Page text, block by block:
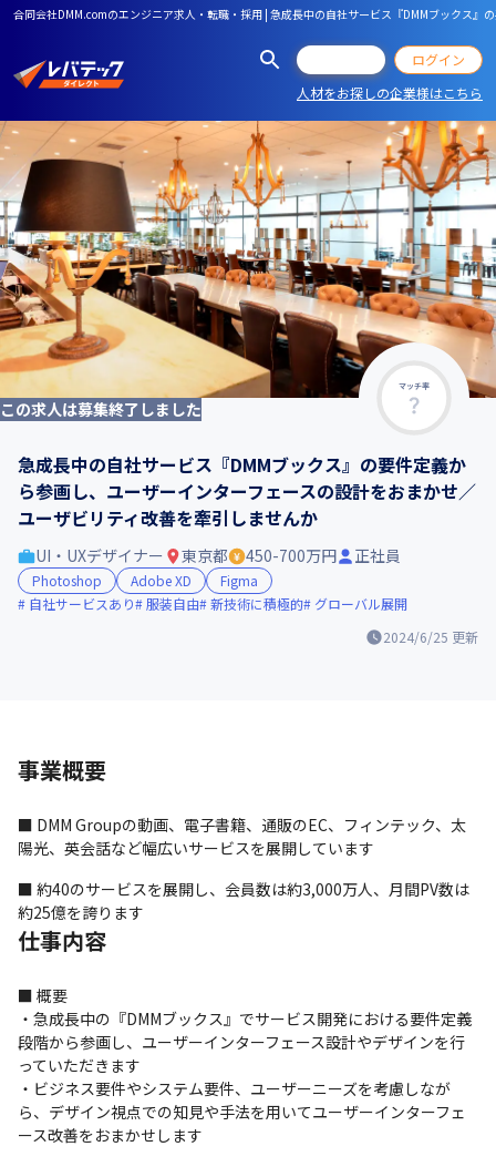
合同会社DMM.comのエンジニア求人・転職・採用 | 急成⻑中の自社サービス『DMMブックス
ログイン
人材をお探しの企業様はこちら
マッチ率
この求人は募集終了しました
急成⻑中の自社サービス『DMMブックス』の要件定義か
ら参画し、ユーザーインターフェースの設計をおまかせ／
ユーザビリティ改善を牽引しませんか
2024/6/25 更新
UI・UXデザイナー 東京都 450-700万円 正社員
Photoshop Adobe XD
Figma
自社サービスあり
服装自由 新技術に積極的 グローバル展開
事業概要
■ DMM Groupの動画、電子書籍、通販のEC、フィンテック、太
陽光、英会話など幅広いサービスを展開しています
■ 約40のサービスを展開し、会員数は約3,000万人、月間PV数は
約25億を誇ります
仕事内容
■ 概要
・急成⻑中の『DMMブックス』でサービス開発における要件定義
段階から参画し、ユーザーインターフェース設計やデザインを⾏
っていただきます
・ビジネス要件やシステム要件、ユーザーニーズを考慮しなが
ら、デザイン視点での知⾒や⼿法を⽤いてユーザーインターフェ
ース改善をおまかせします